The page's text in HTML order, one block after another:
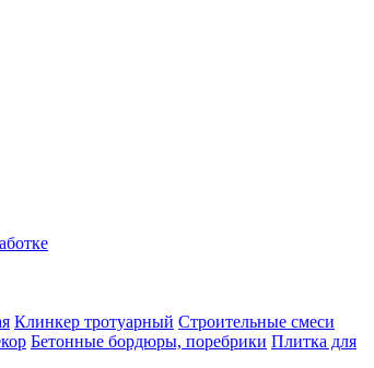
Клинкер тротуарный Строительные смеси
Бетонные бордюры, поребрики Плитка для